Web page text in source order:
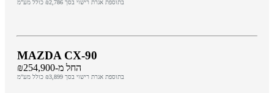
בתוספת אגרת רישוי בסך ₪2,786 כולל מע"מ
MAZDA CX-90
החל מ-₪254,900
בתוספת אגרת רישוי בסך ₪3,899 כולל מע"מ